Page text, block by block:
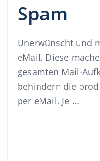
Spam
Unerwünscht und
eMail. Diese
gesamten Mail-
behindern die
per eMail. Je …